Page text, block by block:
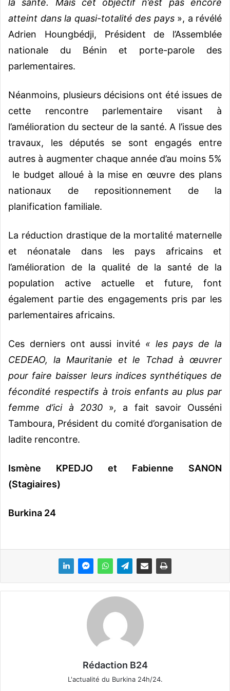
la santé. Mais cet objectif n’est pas encore
atteint dans la quasi-totalité des pays», a révélé
Adrien Houngbédji, Président de l’Assemblée
nationale du Bénin et porte-parole des
parlementaires.
Néanmoins, plusieurs décisions ont été issues de
cette rencontre parlementaire visant à
l’amélioration du secteur de la santé. A l’issue des
travaux, les députés se sont engagés entre
autres à augmenter chaque année d’au moins 5%
le budget alloué à la mise en œuvre des plans
nationaux de repositionnement de la
planification familiale.
La réduction drastique de la mortalité maternelle
et néonatale dans les pays africains et
l’amélioration de la qualité de la santé de la
population active actuelle et future, font
également partie des engagements pris par les
parlementaires africains.
Ces derniers ont aussi invité « les pays de la
CEDEAO, la Mauritanie et le Tchad à œuvrer
pour faire baisser leurs indices synthétiques de
fécondité respectifs à trois enfants au plus par
femme d’ici à 2030 », a fait savoir Ousséni
Tamboura, Président du comité d’organisation de
ladite rencontre.
Ismène KPEDJO et Fabienne SANON
(Stagiaires)
Burkina 24
Rédaction B24
L'actualité du Burkina 24h/24.